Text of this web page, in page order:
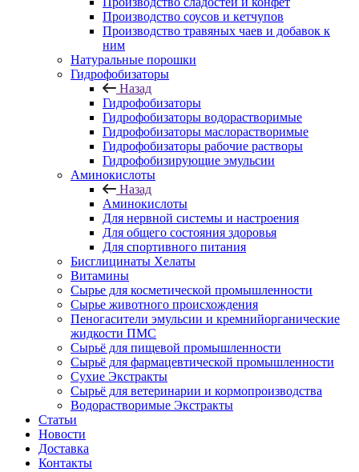
Производство соусов и кетчупов
Производство травяных чаев и добавок к
ним
Натуральные порошки
Гидрофобизаторы
Назад
Гидрофобизаторы
Гидрофобизаторы водорастворимые
Гидрофобизаторы маслорастворимые
Гидрофобизаторы рабочие растворы
Гидрофобизирующие эмульсии
Аминокислоты
Назад
Аминокислоты
Для нервной системы и настроения
Для общего состояния здоровья
Для спортивного питания
Бисглицинаты Хелаты
Витамины
Сырье для косметической промышленности
Сырье животного происхождения
Пеногасители эмульсии и кремнийорганические
жидкости ПМС
Сырьё для пищевой промышленности
Сырьё для фармацевтической промышленности
Сухие Экстракты
Сырьё для ветеринарии и кормопроизводства
Водорастворимые Экстракты
Статьи
Новости
Доставка
Контакты